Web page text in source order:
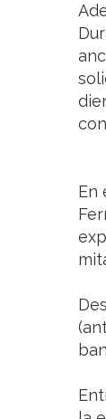
En